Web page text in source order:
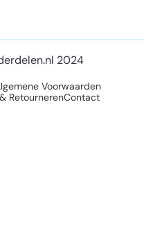
2024
Voorwaarden
RetournerenContact